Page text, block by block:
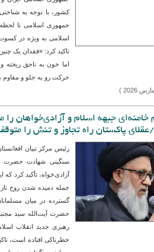
کشور، با توجه به
جبهه اسلام و آزادی‌خواهان
عقلای پاکستان راه تجاوز و تنش را
آزادی‌خواه، تأکید کرد
جمله دمیده‌ شدن روح
گسترده در میان
رهبری جدید انقلاب